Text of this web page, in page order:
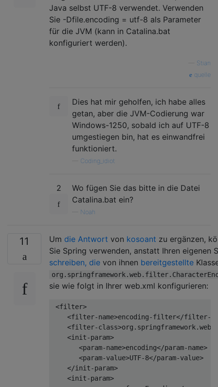
Java selbst UTF-8 verwendet. Verwenden
Sie -Dfile.encoding = utf-8 als Parameter
für die JVM (kann in Catalina.bat
konfiguriert werden).
Stian
quelle
Dies hat mir geholfen, ich habe alles
getan, aber die JVM-Codierung war
Windows-1250, sobald ich auf UTF-8
umgestiegen bin, hat es einwandfrei
funktioniert.
Coding_idiot
2
Wo fügen Sie das bitte in die Datei
Catalina.bat ein?
Noah
11 Um die Antwort von kosoant zu ergänzen,
Sie Spring verwenden, anstatt Ihren eigenen
schreiben, die von ihnen bereitgestellte
sie wie folgt in Ihrer web.xml konfigurieren:
<filter>
<filter-name>encoding-filter</filter-
<filter-class>
<init-param>
<param-name>encoding</param-name>
<param-value>UTF-8</param-value>
</init-param>
<init-param>